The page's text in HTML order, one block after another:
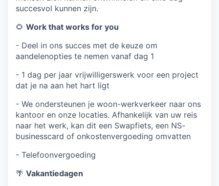
succesvol kunnen zijn.
🌻 Work that works for you
- Deel in ons succes met de keuze om
aandelenopties te nemen vanaf dag 1
- 1 dag per jaar vrijwilligerswerk voor een project
dat je na aan het hart ligt
- We ondersteunen je woon-werkverkeer naar ons
kantoor en onze locaties. Afhankelijk van uw reis
naar het werk, kan dit een Swapfiets, een NS-
businesscard of onkostenvergoeding omvatten
- Telefoonvergoeding
🌴 Vakantiedagen